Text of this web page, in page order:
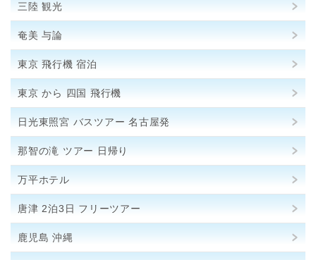
三陸 観光
奄美 与論
東京 飛行機 宿泊
東京 から 四国 飛行機
日光東照宮 バスツアー 名古屋発
那智の滝 ツアー 日帰り
万平ホテル
唐津 2泊3日 フリーツアー
鹿児島 沖縄